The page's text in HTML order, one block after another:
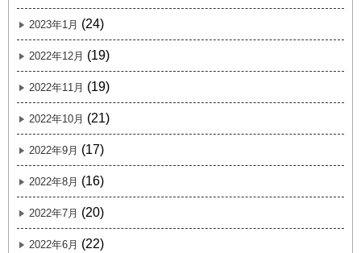
2023年1月 (24)
2022年12月 (19)
2022年11月 (19)
2022年10月 (21)
2022年9月 (17)
2022年8月 (16)
2022年7月 (20)
2022年6月 (22)